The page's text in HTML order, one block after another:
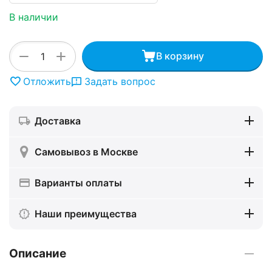
В наличии
+
− В корзину
Отложить Задать вопрос
Доставка
Самовывоз в Москве
Варианты оплаты
Наши преимущества
Описание